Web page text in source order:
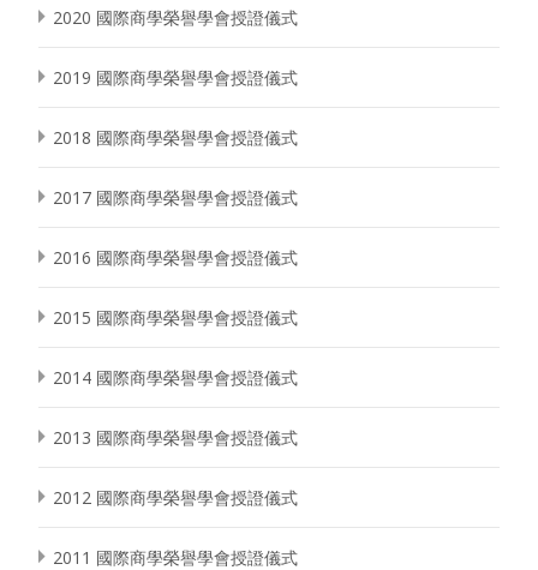
2020 國際商學榮譽學會授證儀式
2019 國際商學榮譽學會授證儀式
2018 國際商學榮譽學會授證儀式
2017 國際商學榮譽學會授證儀式
2016 國際商學榮譽學會授證儀式
2015 國際商學榮譽學會授證儀式
2014 國際商學榮譽學會授證儀式
2013 國際商學榮譽學會授證儀式
2012 國際商學榮譽學會授證儀式
2011 國際商學榮譽學會授證儀式